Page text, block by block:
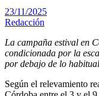
23/11/2025
Redacción
La campaña estival en
condicionada por la
por debajo de lo
Según el relevamiento